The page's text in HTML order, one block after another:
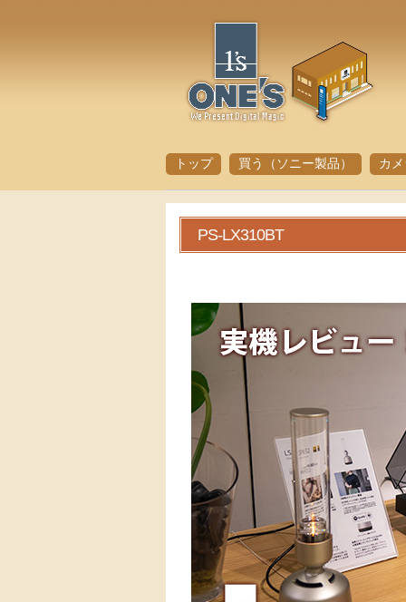
トップ 買う（ソニー製品） カメ
PS-LX310BT